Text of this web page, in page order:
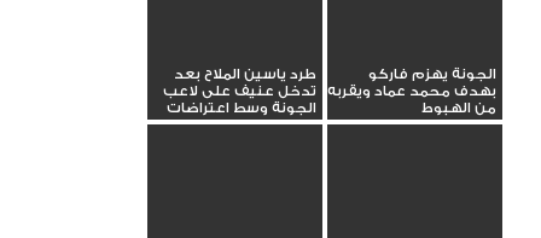
الجونة يهزم فاركو
بهدف محمد عماد ويقربه
من الهبوط
طرد ياسين الملاح بعد
تدخل عنيف على لاعب
الجونة وسط اعتراضات
لاعبي...